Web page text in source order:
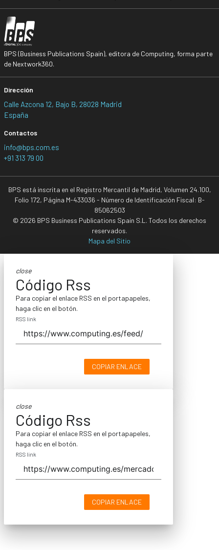
BPS (Business Publications Spain), editora de Computing, forma parte
de Nextwork360.
Dirección
Calle Azcona 12, Bajo B, 28028 Madrid
España
Contactos
info@bps.com.es
+91 313 79 00
BPS está inscrita en el Registro Mercantil de Madrid, Volumen 24.100,
Folio 172, Página M-433036 - Número de Identificación Fiscal: B-
85062503
© 2026 BPS Business Publications Spain S.L. Todos los derechos
reservados.
Mapa del Sitio
close
Código Rss
Para copiar el enlace RSS en el portapapeles,
haga clic en el botón.
RSS link
COPIAR ENLACE
close
Código Rss
Para copiar el enlace RSS en el portapapeles,
haga clic en el botón.
RSS link
COPIAR ENLACE